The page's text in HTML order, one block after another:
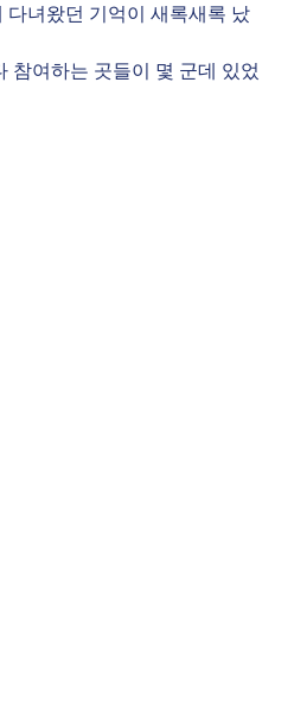
녀왔던 기억이 새록새록 났
참여하는 곳들이 몇 군데 있었